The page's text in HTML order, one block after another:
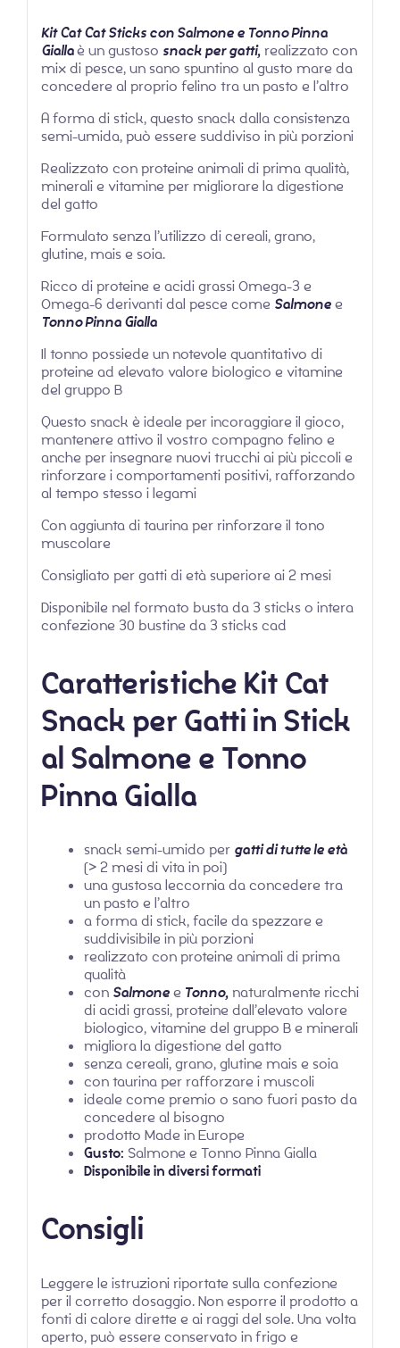
Kit Cat Cat Stickscon Salmone e Tonno Pinna
Giallaè un gustoso snack per gatti,realizzato con
mix di pesce, un sano spuntino al gusto mare da
concedere al proprio felino tra un pasto e l’altro
A forma di stick, questo snack dalla consistenza
semi-umida, può essere suddiviso in più porzioni
Realizzato con proteine animali di prima qualità,
minerali e vitamine per migliorare la digestione
del gatto
Formulato senza l’utilizzo di cereali, grano,
glutine, mais e soia.
Ricco di proteine e acidi grassi Omega-3 e
Omega-6 derivanti dal pesce come Salmonee
Tonno Pinna Gialla
Il tonno possiede un notevole quantitativo di
proteine ad elevato valore biologico e vitamine
del gruppo B
Questo snack è ideale per incoraggiare il gioco,
mantenere attivo il vostro compagno felino e
anche per insegnare nuovi trucchi ai più piccoli e
rinforzare i comportamenti positivi, rafforzando
al tempo stesso i legami
Con aggiunta di taurina per rinforzare il tono
muscolare
Consigliato per gatti di età superiore ai 2 mesi
Disponibile nel formato busta da 3 sticks o intera
confezione 30 bustine da 3 sticks cad
Caratteristiche Kit Cat
Snack per Gatti in Stick
al Salmone e Tonno
Pinna Gialla
snack semi-umido per gatti di tutte le età
(> 2 mesi di vita in poi)
una gustosa leccornia da concedere tra
un pasto e l’altro
a forma di stick, facile da spezzare e
suddivisibile in più porzioni
realizzato con proteine animali di prima
qualità
con Salmonee Tonno,naturalmente ricchi
di acidi grassi, proteine dall’elevato valore
biologico, vitamine del gruppo B e minerali
migliora la digestione del gatto
senza cereali, grano, glutine mais e soia
con taurina per rafforzare i muscoli
ideale come premio o sano fuori pasto da
concedere al bisogno
prodotto Made in Europe
Gusto: Salmone e Tonno Pinna Gialla
Disponibile in diversi formati
Consigli
Leggere le istruzioni riportate sulla confezione
per il corretto dosaggio. Non esporre il prodotto a
fonti di calore dirette e ai raggi del sole. Una volta
aperto, può essere conservato in frigo e